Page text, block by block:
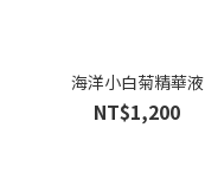
海洋小白菊精華液
NT$1,200